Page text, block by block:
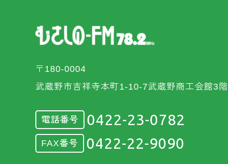
〒180-0004
武蔵野市吉祥寺本町1-10-7武蔵野商工会館3階
電話番号 0422-23-0782
FAX番号 0422-22-9090